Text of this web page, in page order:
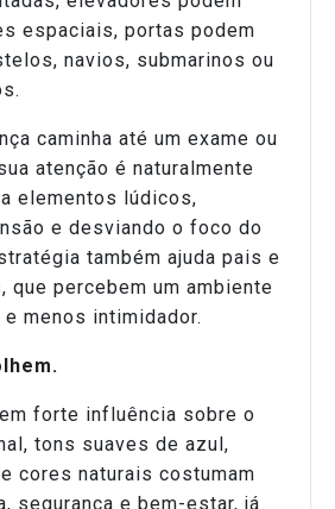
espaciais, portas podem
navios, submarinos ou
caminha até um exame ou
atenção é naturalmente
elementos lúdicos,
e desviando o foco do
também ajuda pais e
que percebem um ambiente
menos intimidador.
forte influência sobre o
tons suaves de azul,
cores naturais costumam
segurança e bem-estar, já